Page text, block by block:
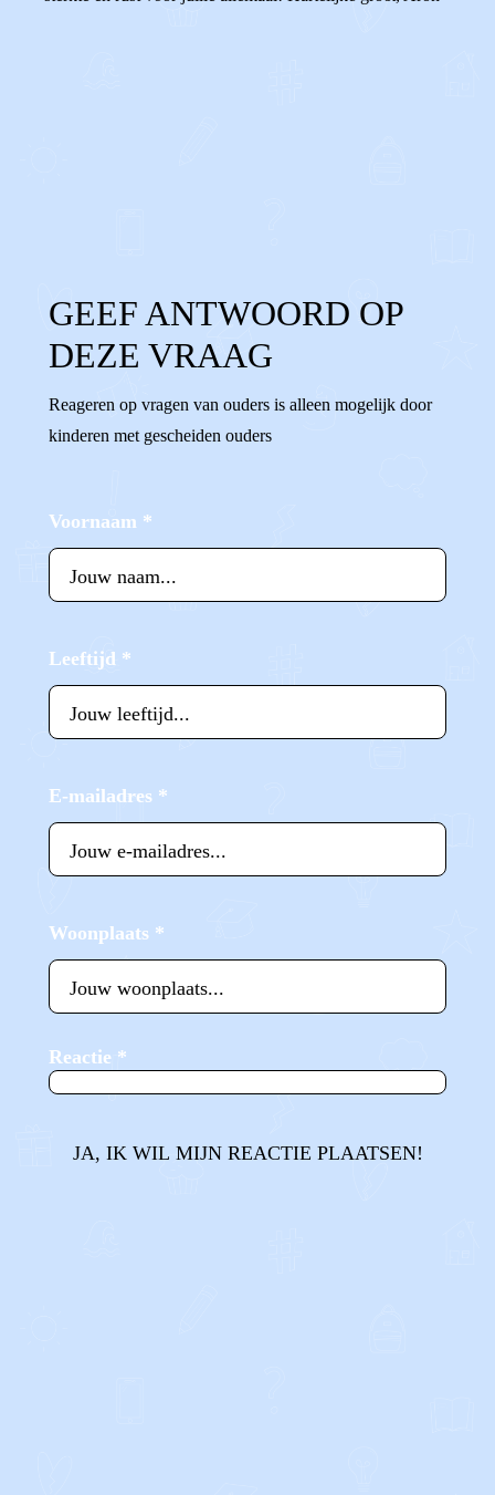
GEEF ANTWOORD OP
DEZE VRAAG
Reageren op vragen van ouders is alleen mogelijk door
kinderen met gescheiden ouders
Voornaam *
Leeftijd *
E-mailadres *
Woonplaats *
Reactie *
JA, IK WIL MIJN REACTIE PLAATSEN!